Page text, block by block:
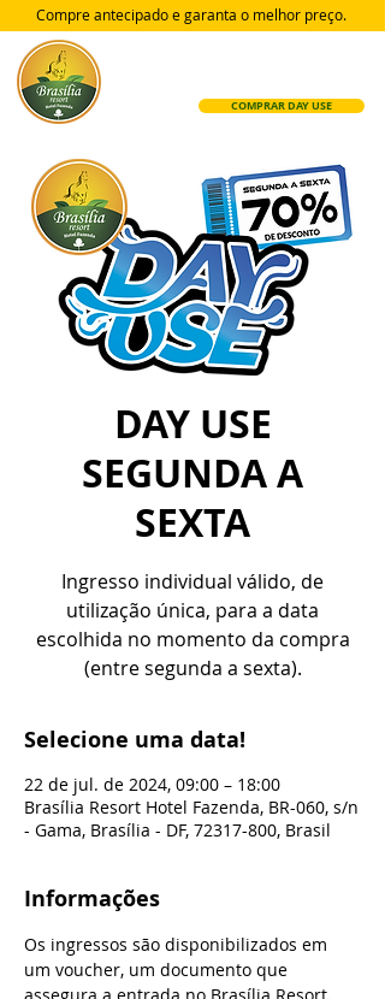
COMPRAR DAY USE
Compre antecipado e garanta o melhor preço.
DAY USE
SEGUNDA A
SEXTA
Ingresso individual válido, de
utilização única, para a data
escolhida no momento da compra
(entre segunda a sexta).
Selecione uma data!
22 de jul. de 2024, 09:00 – 18:00
Brasília Resort Hotel Fazenda, BR-060, s/n
- Gama, Brasília - DF, 72317-800, Brasil
Informações
Os ingressos são disponibilizados em
um voucher, um documento que